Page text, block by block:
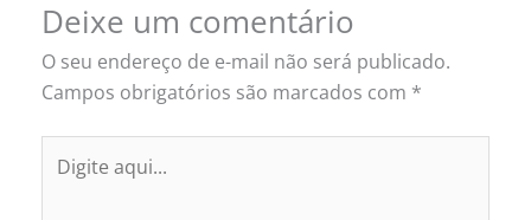
Deixe um comentário
O seu endereço de e-mail não será publicado.
Campos obrigatórios são marcados com *
aqui...